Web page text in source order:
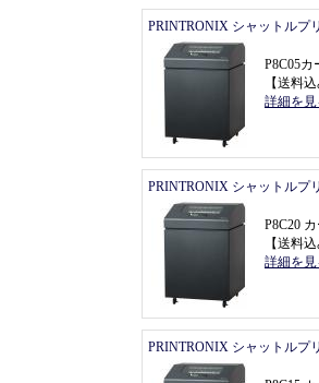
PRINTRONIX シャットルプ
P8C05
【送料
詳細を
PRINTRONIX シャットルプ
P8C20
【送料
詳細を
PRINTRONIX シャットルプ